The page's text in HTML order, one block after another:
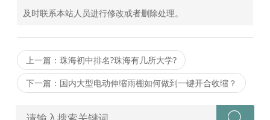
及时联系本站人员进行修改或者删除处理。
上一篇：珠海初中排名?珠海有几所大学?
下一篇：国内大型电动伸缩雨棚如何做到一键开合收缩？